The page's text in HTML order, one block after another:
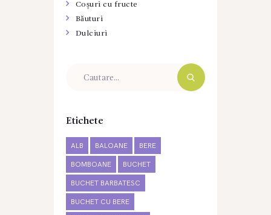
Coșuri cu fructe
Băuturi
Dulciuri
Etichete
ALB BALOANE BERE
BOMBOANE BUCHET
BUCHET BARBATESC
BUCHET CU BERE